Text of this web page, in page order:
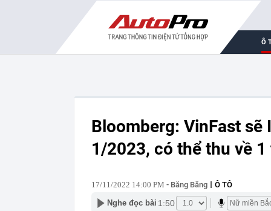
Ô
Bloomberg: VinFast sẽ
1/2023, có thể thu về 1
17/11/2022 14:00 PM - Băng Băng Ô TÔ
Nghe đọc bài 1:50